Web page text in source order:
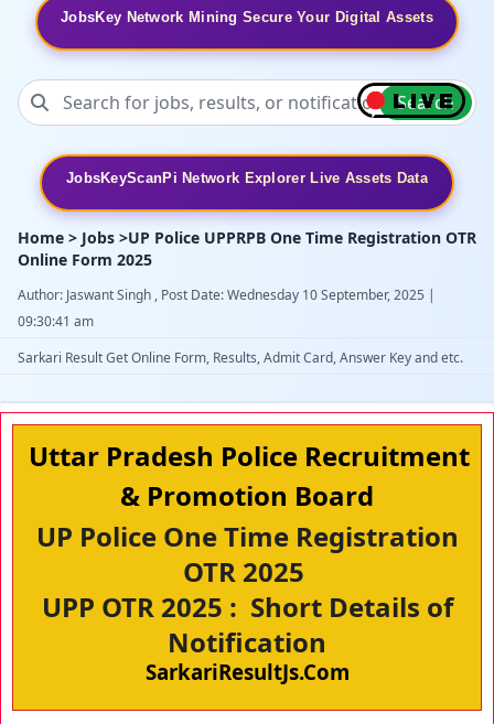
JobsKey Network Mining Secure Your Digital Assets
Search
JobsKeyScanPi Network Explorer Live Assets Data
Home > Jobs >UP Police UPPRPB One Time Registration OTR
Online Form 2025
Author: Jaswant Singh , Post Date: Wednesday 10 September, 2025 |
09:30:41 am
Sarkari Result Get Online Form, Results, Admit Card, Answer Key and etc.
Uttar Pradesh Police Recruitment
& Promotion Board
UP Police One Time Registration
OTR 2025
UPP OTR 2025 : Short Details of
Notification
SarkariResultJs.Com